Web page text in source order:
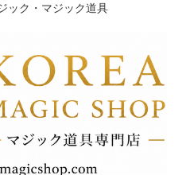
ック・マジック道具